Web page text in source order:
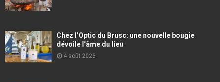
Chez l’Optic du Brusc: une nouvelle bougie
dévoile l’âme du lieu
4 août 2026